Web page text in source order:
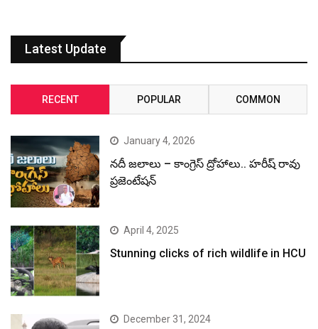
Latest Update
RECENT POPULAR COMMON
January 4, 2026
నదీ జలాలు – కాంగ్రెస్ ద్రోహాలు.. హరీష్ రావు
ప్రజెంటేషన్
April 4, 2025
Stunning clicks of rich wildlife in HCU
December 31, 2024